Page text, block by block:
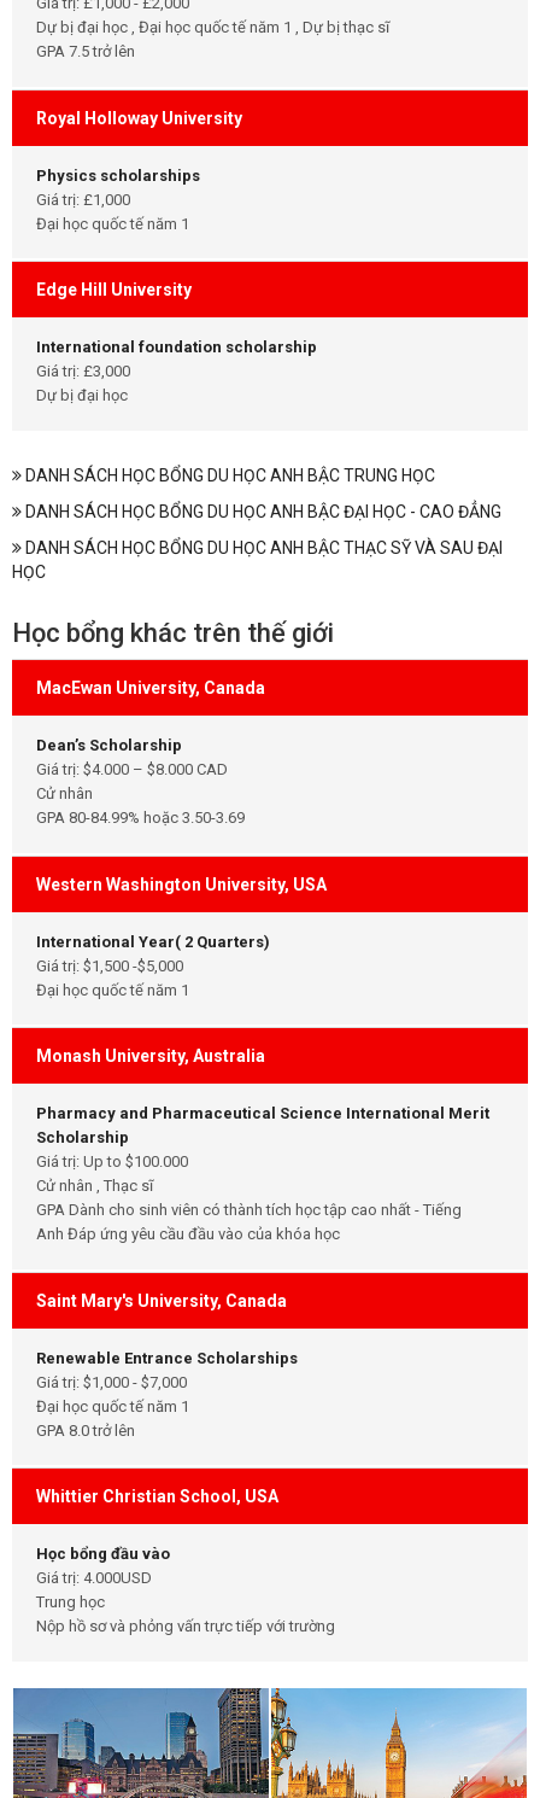
Dự bị đại học , Đại học quốc tế năm 1 , Dự bị thạc sĩ
GPA 7.5 trở lên
Royal Holloway University
Physics scholarships
Giá trị: £1,000
Đại học quốc tế năm 1
Edge Hill University
International foundation scholarship
Giá trị: £3,000
Dự bị đại học
DANH SÁCH HỌC BỔNG DU HỌC ANH BẬC TRUNG HỌC
DANH SÁCH HỌC BỔNG DU HỌC ANH BẬC ĐẠI HỌC - CAO ĐẲNG
DANH SÁCH HỌC BỔNG DU HỌC ANH BẬC THẠC SỸ VÀ SAU ĐẠI
HỌC
Học bổng khác trên thế giới
MacEwan University, Canada
Dean’s Scholarship
Giá trị: $4.000 – $8.000 CAD
Cử nhân
GPA 80-84.99% hoặc 3.50-3.69
Western Washington University, USA
International Year( 2 Quarters)
Giá trị: $1,500 -$5,000
Đại học quốc tế năm 1
Monash University, Australia
Pharmacy and Pharmaceutical Science International Merit
Scholarship
Giá trị: Up to $100.000
Cử nhân , Thạc sĩ
GPA Dành cho sinh viên có thành tích học tập cao nhất - Tiếng
Anh Đáp ứng yêu cầu đầu vào của khóa học
Saint Mary's University, Canada
Renewable Entrance Scholarships
Giá trị: $1,000 - $7,000
Đại học quốc tế năm 1
GPA 8.0 trở lên
Whittier Christian School, USA
Học bổng đầu vào
Giá trị: 4.000USD
Trung học
Nộp hồ sơ và phỏng vấn trực tiếp với trường